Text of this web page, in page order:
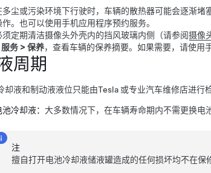
多尘或污染环境下行驶时，车辆的散热器可能会逐渐堵
作。也可以使用手机应用程序预约服务。
须定期清洁摄像头外壳内的挡风玻璃内侧（请参阅摄像
服务 > 保养，查看车辆的保养摘要。如果需要，请使用
周期
却液和制动液液位只能由Tesla 或专业汽车维修店进行
池冷却液： 大多数情况下，在车辆寿命期内不需更换电
注
擅自打开电池冷却液储液罐造成的任何损坏均不在保